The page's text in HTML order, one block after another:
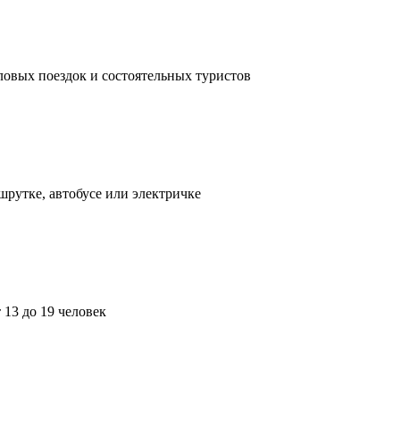
поездок и состоятельных туристов
автобусе или электричке
до 19 человек